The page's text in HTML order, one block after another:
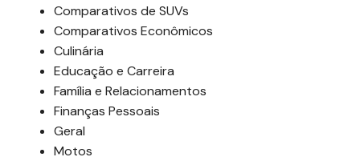
Comparativos de SUVs
Comparativos Econômicos
Culinária
Educação e Carreira
Família e Relacionamentos
Finanças Pessoais
Geral
Motos